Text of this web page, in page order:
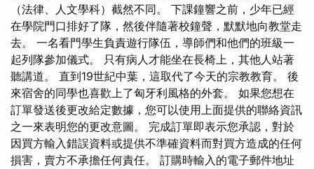
（法律、人文學科）截然不同。 下課鐘響之前，少年已經
在學院門口排好了隊，然後伴隨著校鐘聲，默默地向教堂走
去。 一名看門學生負責遊行隊伍，導師們和他們的班級一
起列隊參加儀式。 只有病人才能坐在長椅上，其他人站著
聽講道。 直到19世紀中葉，這取代了今天的宗教教育。 後
來宿舍的同學也喜歡上了匈牙利風格的外套。 如果您想在
訂單發送後更改給定數據，您可以使用上面提供的聯絡資訊
之一來表明您的更改意圖。 完成訂單即表示您承認，對於
因買方輸入錯誤資料或提供不準確資料而對買方造成的任何
損害，賣方不承擔任何責任。 訂購時輸入的電子郵件地址